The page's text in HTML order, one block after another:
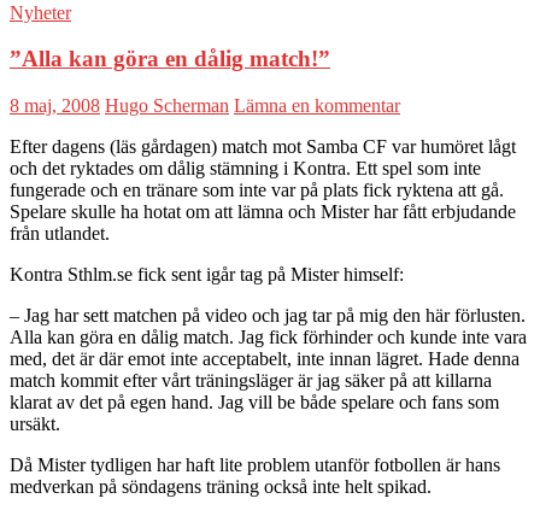
Nyheter
”Alla kan göra en dålig match!”
8 maj, 2008 Hugo Scherman Lämna en kommentar
Efter dagens (läs gårdagen) match mot Samba CF var humöret lågt
och det ryktades om dålig stämning i Kontra. Ett spel som inte
fungerade och en tränare som inte var på plats fick ryktena att gå.
Spelare skulle ha hotat om att lämna och Mister har fått erbjudande
från utlandet.
Kontra Sthlm.se fick sent igår tag på Mister himself:
– Jag har sett matchen på video och jag tar på mig den här förlusten.
Alla kan göra en dålig match. Jag fick förhinder och kunde inte vara
med, det är där emot inte acceptabelt, inte innan lägret. Hade denna
match kommit efter vårt träningsläger är jag säker på att killarna
klarat av det på egen hand. Jag vill be både spelare och fans som
ursäkt.
Då Mister tydligen har haft lite problem utanför fotbollen är hans
medverkan på söndagens träning också inte helt spikad.